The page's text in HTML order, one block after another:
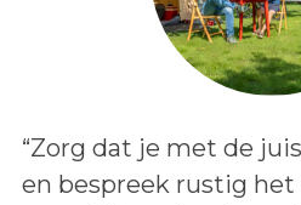
Lees het bericht:
“Zorg dat je met de
en bespreek rustig